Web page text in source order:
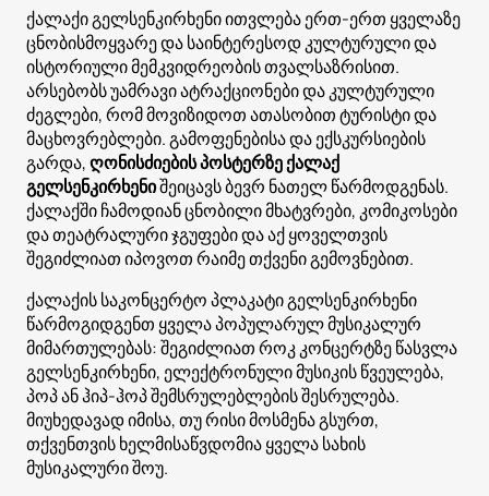
ქალაქი გელსენკირხენი ითვლება ერთ-ერთ ყველაზე
ცნობისმოყვარე და საინტერესოდ კულტურული და
ისტორიული მემკვიდრეობის თვალსაზრისით.
არსებობს უამრავი ატრაქციონები და კულტურული
ძეგლები, რომ მოვიზიდოთ ათასობით ტურისტი და
მაცხოვრებლები. გამოფენებისა და ექსკურსიების
გარდა,ღონისძიების პოსტერზე ქალაქ
გელსენკირხენიშეიცავს ბევრ ნათელ წარმოდგენას.
ქალაქში ჩამოდიან ცნობილი მხატვრები, კომიკოსები
და თეატრალური ჯგუფები და აქ ყოველთვის
შეგიძლიათ იპოვოთ რაიმე თქვენი გემოვნებით.
ქალაქის საკონცერტო პლაკატი გელსენკირხენი
წარმოგიდგენთ ყველა პოპულარულ მუსიკალურ
მიმართულებას: შეგიძლიათ როკ კონცერტზე წასვლა
გელსენკირხენი, ელექტრონული მუსიკის წვეულება,
პოპ ან ჰიპ-ჰოპ შემსრულებლების შესრულება.
მიუხედავად იმისა, თუ რისი მოსმენა გსურთ,
თქვენთვის ხელმისაწვდომია ყველა სახის
მუსიკალური შოუ.